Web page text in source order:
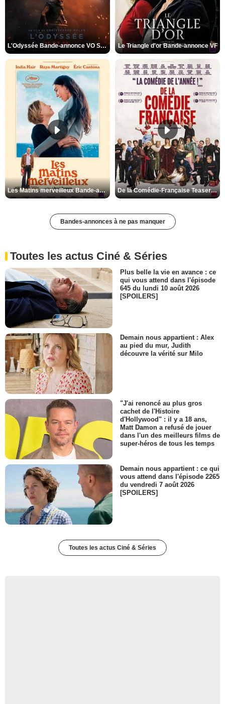
L'Odyssée Bande-annonce VO STFR Le Triangle d'or Bande-annonce VF
Les Matins merveilleux Bande-annonce VF De la Comédie-Française Teaser VF
Bandes-annonces à ne pas manquer
Toutes les actus Ciné & Séries
Plus belle la vie en avance : ce
qui vous attend dans l'épisode
645 du lundi 10 août 2026
[SPOILERS]
Demain nous appartient : Alex
au pied du mur, Judith
découvre la vérité sur Milo
"J'ai renoncé au plus gros
cachet de l'Histoire
d'Hollywood" : il y a 18 ans,
Matt Damon a refusé de jouer
dans l'un des meilleurs films de
super-héros de tous les temps
Demain nous appartient : ce qui
vous attend dans l'épisode 2265
du vendredi 7 août 2026
[SPOILERS]
Toutes les actus Ciné & Séries